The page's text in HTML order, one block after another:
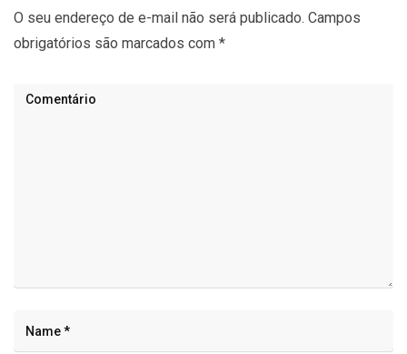
O seu endereço de e-mail não será publicado. Campos
obrigatórios são marcados com *